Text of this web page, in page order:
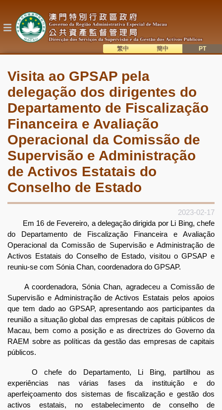
o
conteúdo
Visita ao GPSAP pela
delegação dos dirigentes do
Departamento de Fiscalização
Financeira e Avaliação
Operacional da Comissão de
Supervisão e Administração
de Activos Estatais do
Conselho de Estado
2023-02-17
Em 16 de Fevereiro, a delegação dirigida por Li Bing, chefe
do Departamento de Fiscalização Financeira e Avaliação
Operacional da Comissão de Supervisão e Administração de
Activos Estatais do Conselho de Estado, visitou o GPSAP e
reuniu-se com Sónia Chan, coordenadora do GPSAP.
A coordenadora, Sónia Chan, agradeceu a Comissão de
Supervisão e Administração de Activos Estatais pelos apoios
que tem dado ao GPSAP, apresentando aos participantes da
reunião a situação global das empresas de capitais públicos de
Macau, bem como a posição e as directrizes do Governo da
RAEM sobre as políticas da gestão das empresas de capitais
públicos.
O chefe do Departamento, Li Bing, partilhou as
experiências nas várias fases da instituição e do
aperfeiçoamento dos sistemas de fiscalização e gestão dos
activos estatais, no estabelecimento de conselho de